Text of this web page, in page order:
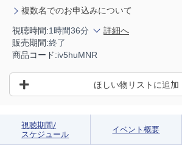
複数名でのお申込みについて
視聴時間:1時間36分
詳細へ
販売期間:終了
商品コード:iv5huMNR
ほしい物リストに追加
視聴期間/
スケジュール
イベント概要